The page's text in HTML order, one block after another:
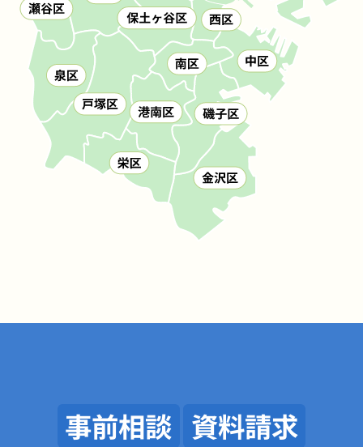
事前相談 資料請求